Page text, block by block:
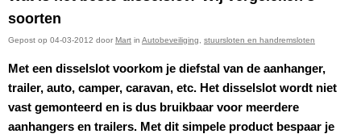
soorten
Gepost op 04-03-2012 door Mart in Autobeveiliging stuursloten en handremsloten
Met een disselslot voorkom je diefstal van de aanhanger,
trailer, auto, camper, caravan, etc. Het disselslot wordt niet
vast gemonteerd en is dus bruikbaar voor meerdere
aanhangers en trailers. Met dit simpele product bespaar je